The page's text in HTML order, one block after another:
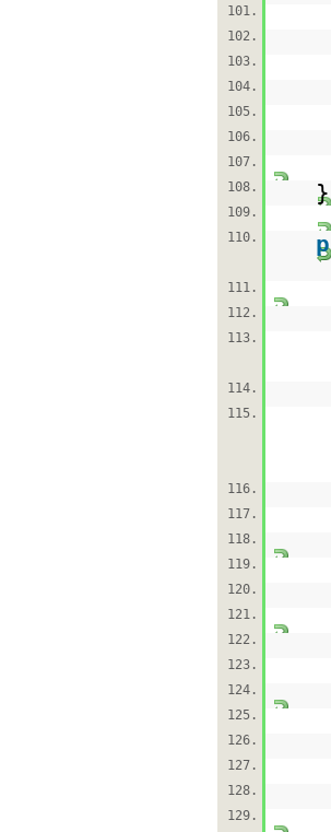
101.
102.
103.
104.
105.
106.
107.
108.
}
109.
110.
111.
112.
113.
114.
115.
116.
117.
118.
119.
120.
121.
122.
123.
124.
125.
126.
127.
128.
129.